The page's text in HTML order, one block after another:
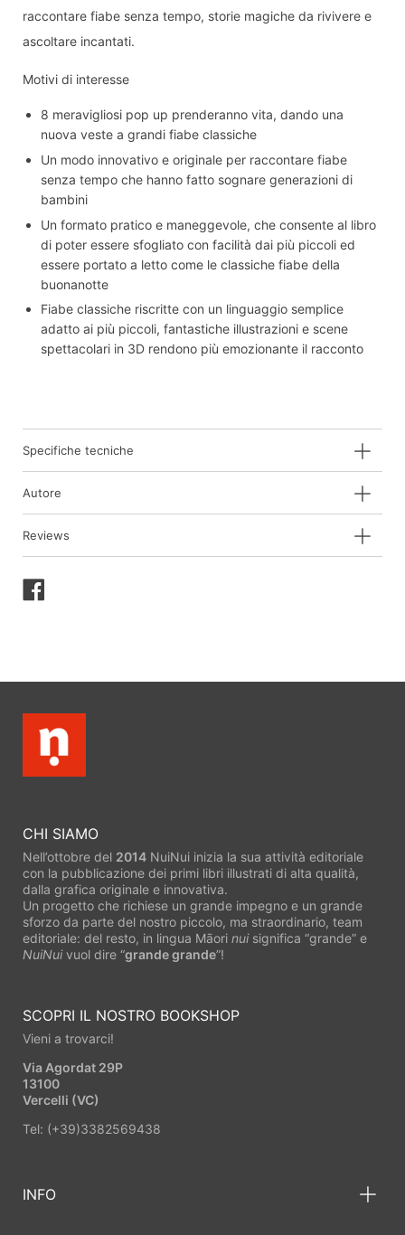
raccontare fiabe senza tempo, storie magiche da rivivere e
ascoltare incantati.
Motivi di interesse
8 meravigliosi pop up prenderanno vita, dando una
nuova veste a grandi fiabe classiche
Un modo innovativo e originale per raccontare fiabe
senza tempo che hanno fatto sognare generazioni di
bambini
Un formato pratico e maneggevole, che consente al libro
di poter essere sfogliato con facilità dai più piccoli ed
essere portato a letto come le classiche fiabe della
buonanotte
Fiabe classiche riscritte con un linguaggio semplice
adatto ai più piccoli, fantastiche illustrazioni e scene
spettacolari in 3D rendono più emozionante il racconto
Specifiche tecniche
Autore
Reviews
Condividi
CHI SIAMO
Nell’ottobre del 2014 NuiNui inizia la sua attività editoriale
con la pubblicazione dei primi libri illustrati di alta qualità,
dalla grafica originale e innovativa.
Un progetto che richiese un grande impegno e un grande
sforzo da parte del nostro piccolo, ma straordinario, team
editoriale: del resto, in lingua Māori nuisignifica “grande” e
NuiNuivuol dire “grande grande”!
SCOPRI IL NOSTRO BOOKSHOP
Vieni a trovarci!
Via Agordat 29P
13100
Vercelli (VC)
Tel: (+39)3382569438
INFO